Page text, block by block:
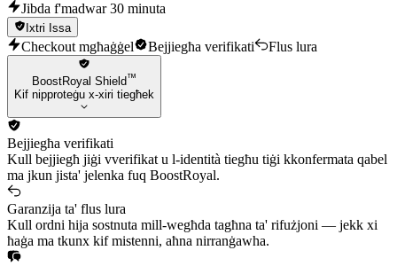
Jibda f'madwar 30 minuta
Ixtri Issa
Checkout mgħaġġel Bejjiegħa verifikati Flus lura
BoostRoyal Shield™
Kif nipproteġu x-xiri tiegħek
Bejjiegħa verifikati
Kull bejjiegħ jiġi vverifikat u l-identità tiegħu tiġi kkonfermata qabel
ma jkun jista' jelenka fuq BoostRoyal.
Garanzija ta' flus lura
Kull ordni hija sostnuta mill-wegħda tagħna ta' rifużjoni — jekk xi
ħaġa ma tkunx kif mistenni, aħna nirranġawha.